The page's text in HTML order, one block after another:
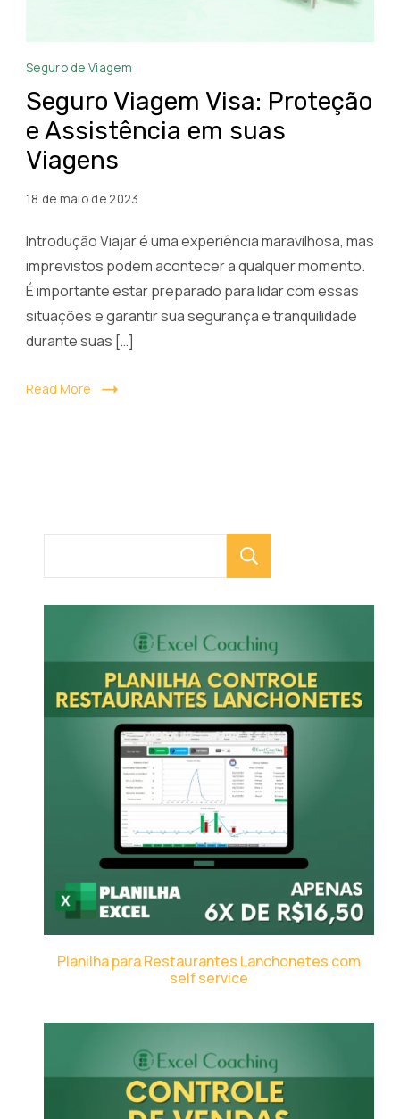
Seguro
Visa
Seguro de Viagem
Seguro Viagem Visa: Proteção
e Assistência em suas
Viagens
18 de maio de 2023
Introdução Viajar é uma experiência maravilhosa, mas
imprevistos podem acontecer a qualquer momento.
É importante estar preparado para lidar com essas
situações e garantir sua segurança e tranquilidade
durante suas […]
Read More
Planilha para Restaurantes Lanchonetes com
self service